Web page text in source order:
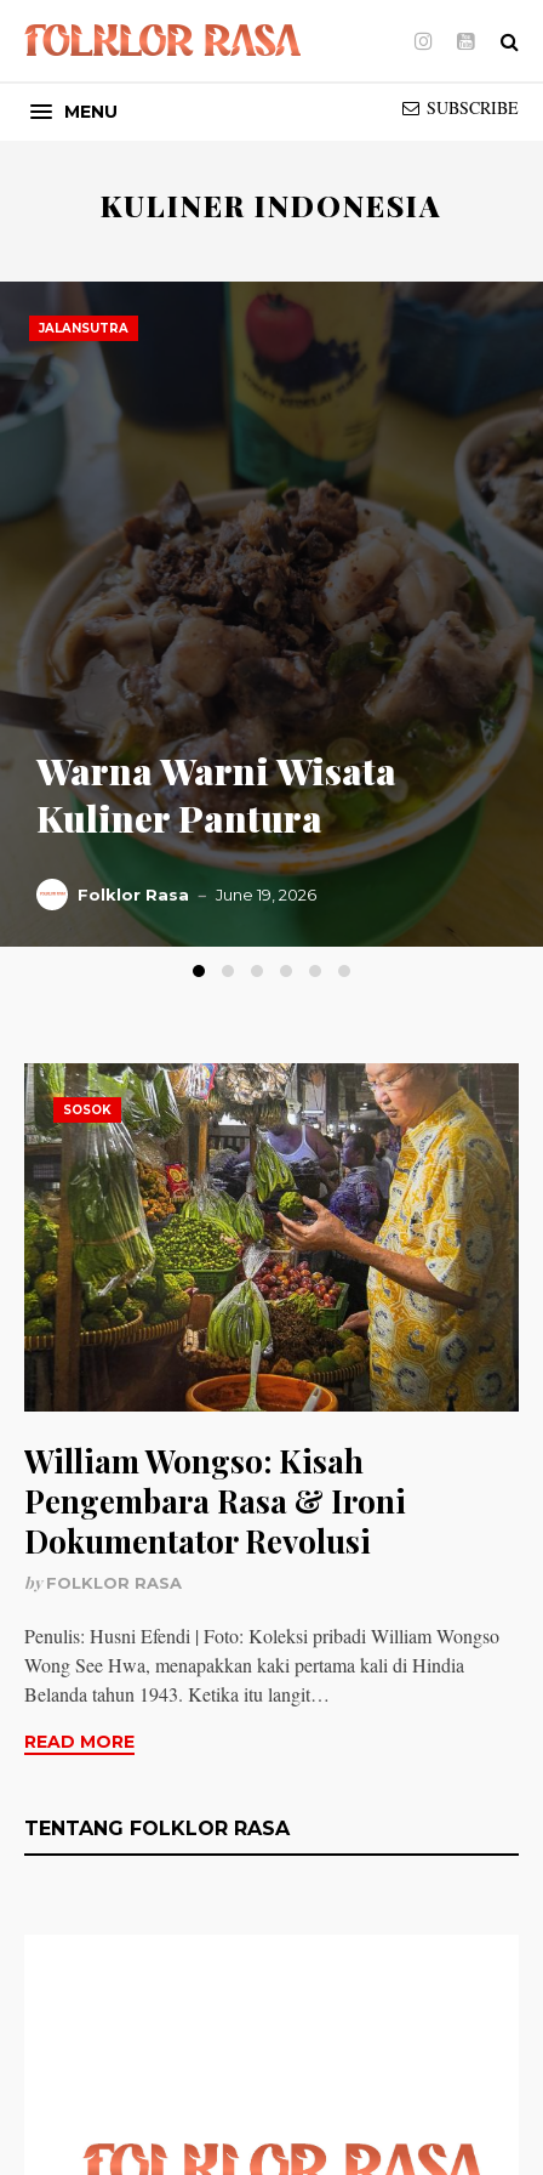
Instagram
Youtube
MENU SUBSCRIBE
KULINER INDONESIA
JALANSUTRA
Warna Warni Wisata
Kuliner Pantura
Folklor Rasa June 19, 2026
SOSOK
William Wongso: Kisah
Pengembara Rasa & Ironi
Dokumentator Revolusi
byFOLKLOR RASA
Penulis: Husni Efendi | Foto: Koleksi pribadi William Wongso
Wong See Hwa, menapakkan kaki pertama kali di Hindia
Belanda tahun 1943. Ketika itu langit…
READ MORE
TENTANG FOLKLOR RASA